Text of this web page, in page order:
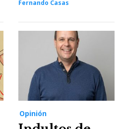
Fernando Casas
Opinión